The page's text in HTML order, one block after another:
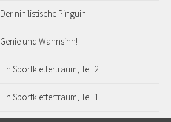
Der nihilistische Pinguin
Genie und Wahnsinn!
Ein Sportklettertraum, Teil 2
Ein Sportklettertraum, Teil 1